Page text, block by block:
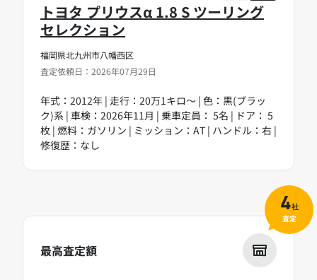
福岡県北九州市八幡西区
査定依頼日：2026年07月29日
トヨタ プリウスα 1.8 S ツーリング
セレクション
年式：2012年 | 走行：20万1キロ～ | 色：黒(ブラッ
ク)系 | 車検：2026年11月 | 乗車定員： 5名 | ドア： 5
枚 | 燃料：ガソリン | ミッション：AT | ハンドル：右 |
修復歴：なし
最高査定額
4社
査定